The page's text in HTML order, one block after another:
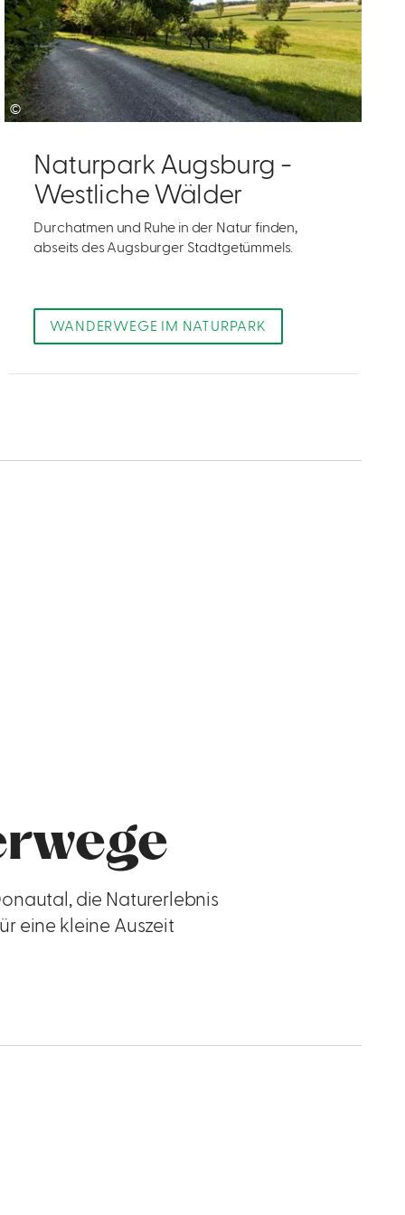
©
Naturpark Augsburg -
Westliche Wälder
Durchatmen und Ruhe in der Natur finden,
abseits des Augsburger Stadtgetümmels.
WANDERWEGE IM NATURPARK
die Naturerlebnis
eine kleine Auszeit